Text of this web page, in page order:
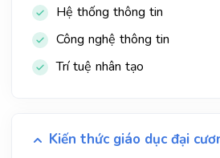
Hệ thống thông tin
Công nghệ thông tin
Trí tuệ nhân tạo
Kiến thức giáo dục đại